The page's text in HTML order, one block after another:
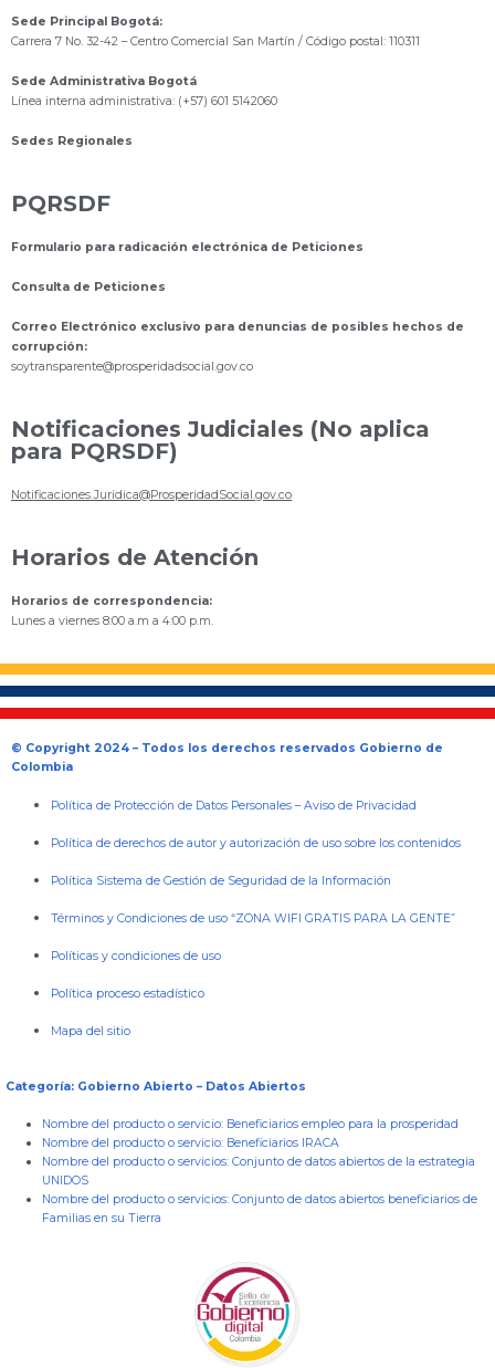
Sede Principal Bogotá:
Carrera 7 No. 32-42 – Centro Comercial San Martín / Código postal: 110311
Sede Administrativa Bogotá
Línea interna administrativa: (+57) 601 5142060
Sedes Regionales
PQRSDF
Formulario para radicación electrónica de Peticiones
Consulta de Peticiones
Correo Electrónico exclusivo para denuncias de posibles hechos de
corrupción:
soytransparente@prosperidadsocial.gov.co
Notificaciones Judiciales (No aplica
para PQRSDF)
Notificaciones.Juridica@ProsperidadSocial.gov.co
Horarios de Atención
Horarios de correspondencia:
Lunes a viernes 8:00 a.m a 4:00 p.m.
© Copyright 2024 – Todos los derechos reservados Gobierno de
Colombia
Política de Protección de Datos Personales –Aviso de Privacidad
Política de derechos de autor y autorización de uso sobre los contenidos
Política Sistema de Gestión de Seguridad de la Información
Términos y Condiciones de uso “ZONA WIFI GRATIS PARA LA GENTE”
Políticas y condiciones de uso
Política proceso estadístico
Mapa del sitio
Categoría: Gobierno Abierto – Datos Abiertos
Nombre del producto o servicio: Beneficiarios empleo para la prosperidad
Nombre del producto o servicio: Beneficiarios IRACA
Nombre del producto o servicios: Conjunto de datos abiertos de la estrategia
UNIDOS
Nombre del producto o servicios: Conjunto de datos abiertos beneficiarios de
Familias en su Tierra